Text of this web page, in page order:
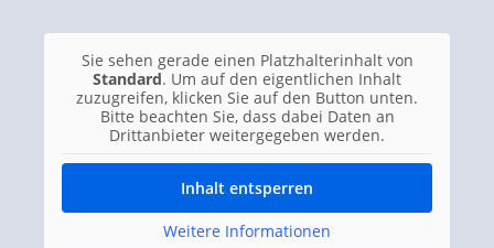
Sie sehen gerade einen Platzhalterinhalt von
Standard. Um auf den eigentlichen Inhalt
zuzugreifen, klicken Sie auf den Button unten.
Bitte beachten Sie, dass dabei Daten an
Drittanbieter weitergegeben werden.
Inhalt entsperren
Weitere Informationen